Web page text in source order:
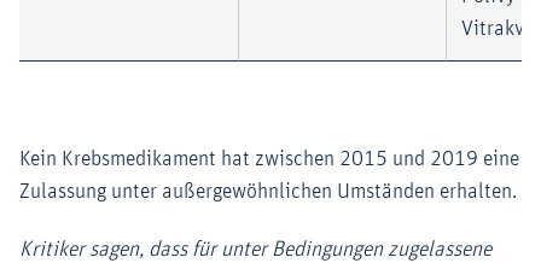
Kein Krebsmedikament hat zwischen 2015 und 2019 eine
Zulassung unter außergewöhnlichen Umständen erhalten.
Kritiker sagen, dass für unter Bedingungen zugelassene